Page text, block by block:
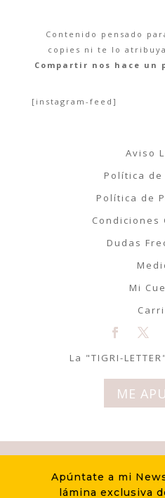
Apúntate a mi
lámina exclusiva
Contenido pensado
copies ni te lo
Compartir nos hace un
[instagram-feed]
Aviso
Política de
Política de
Condiciones
Dudas
Mi
La "TIGRI-
ME
© Tigriteando
derechos